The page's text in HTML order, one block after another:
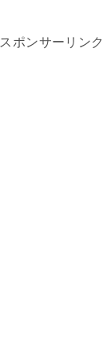
スポンサーリンク